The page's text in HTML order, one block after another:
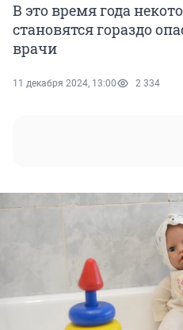
В это время года
становятся гораздо
врачи
11 декабря 2024, 13:00 2 334